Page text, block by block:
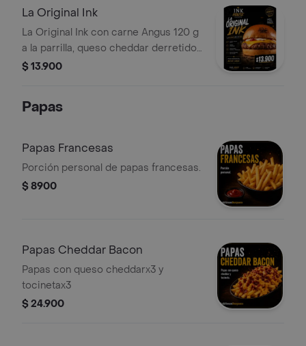
sabor y actitud. Hecha al momento.
22.000
La Original Ink
La Original Ink con carne Angus 120 g
a la parrilla, queso cheddar derretido,
salsa roja, salsa blanca y mostaza en
$ 13.900
Papas
Papas Francesas
Porción personal de papas francesas.
$ 8900
Papas Cheddar Bacon
Papas con queso cheddarx3 y
tocinetax3
$ 24.900